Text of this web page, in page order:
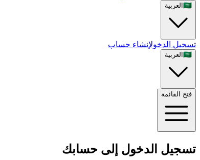
🇸🇦 العربية
تسجيل الدخولإنشاء حساب
🇸🇦 العربية
فتح القائمة
تسجيل الدخول إلى حسابك